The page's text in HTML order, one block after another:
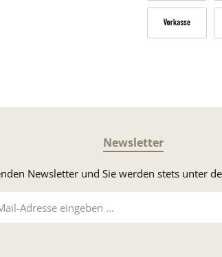
Versandkosten
Newsletter
Newsletter und Sie werden stets unter